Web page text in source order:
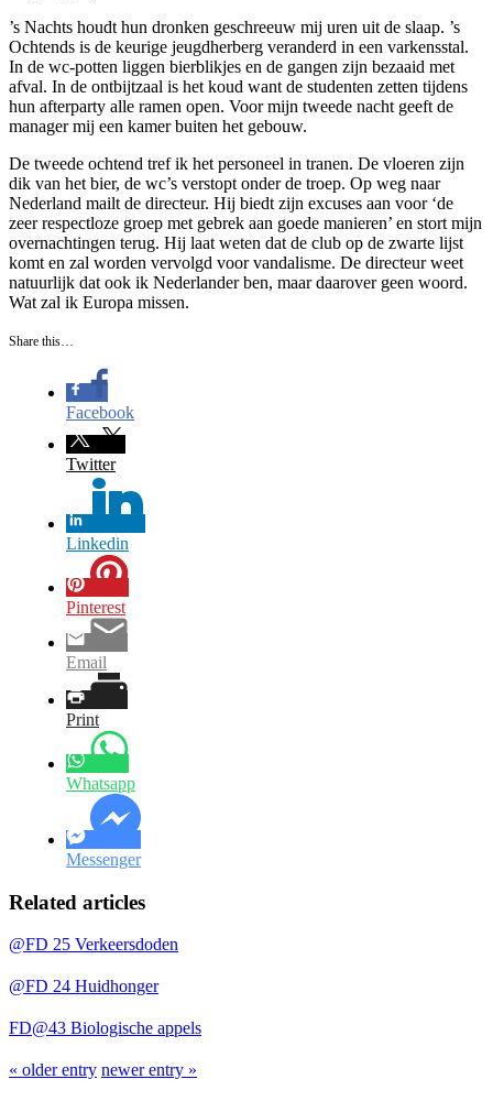
’s Nachts houdt hun dronken geschreeuw mij uren uit de slaap. ’s
Ochtends is de keurige jeugdherberg veranderd in een varkensstal.
In de wc-potten liggen bierblikjes en de gangen zijn bezaaid met
afval. In de ontbijtzaal is het koud want de studenten zetten tijdens
hun afterparty alle ramen open. Voor mijn tweede nacht geeft de
manager mij een kamer buiten het gebouw.
De tweede ochtend tref ik het personeel in tranen. De vloeren zijn
dik van het bier, de wc’s verstopt onder de troep. Op weg naar
Nederland mailt de directeur. Hij biedt zijn excuses aan voor ‘de
zeer respectloze groep met gebrek aan goede manieren’ en stort mijn
overnachtingen terug. Hij laat weten dat de club op de zwarte lijst
komt en zal worden vervolgd voor vandalisme. De directeur weet
natuurlijk dat ook ik Nederlander ben, maar daarover geen woord.
Wat zal ik Europa missen.
Share this…
Facebook
Twitter
Linkedin
Pinterest
Email
Print
Whatsapp
Messenger
Related articles
@FD 25 Verkeersdoden
@FD 24 Huidhonger
FD@43 Biologische appels
« older entry newer entry »